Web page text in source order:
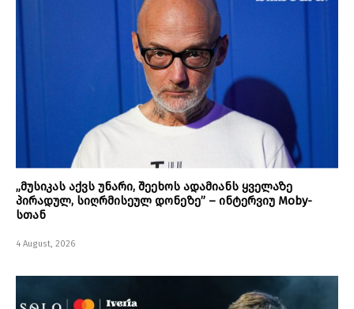
„მუსიკას აქვს უნარი, შეეხოს ადამიანს ყველაზე
პირადულ, სიღრმისეულ დონეზე” – ინტერვიუ Moby-
სთან
4 August, 2026